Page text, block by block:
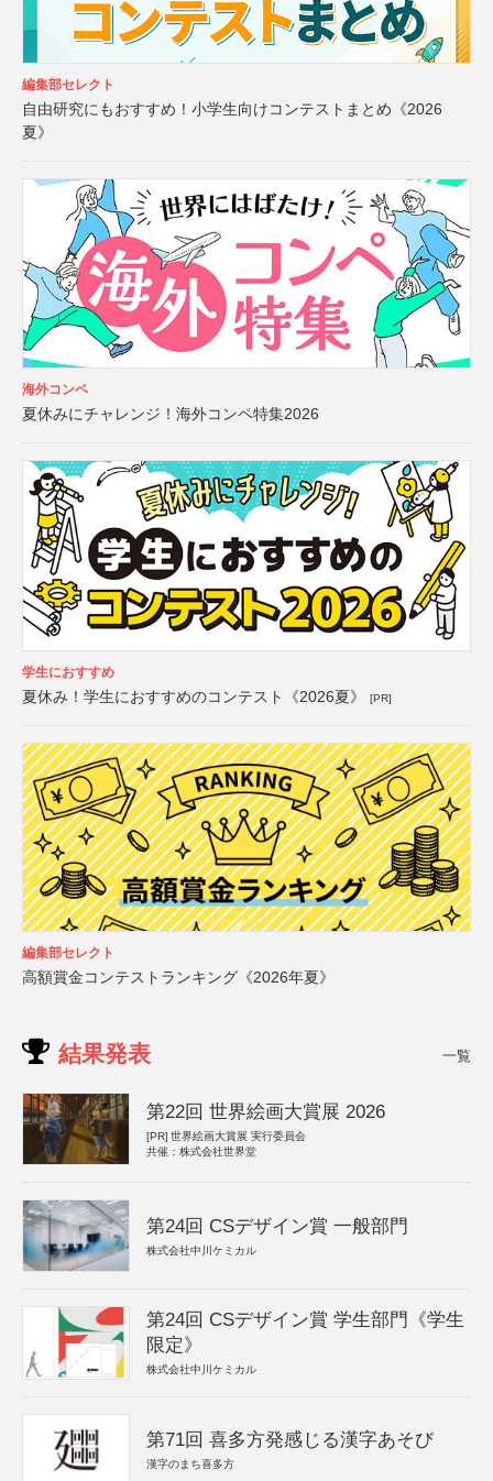
編集部セレクト
自由研究にもおすすめ！小学生向けコンテストまとめ《2026
夏》
海外コンペ
夏休みにチャレンジ！海外コンペ特集2026
学生におすすめ
夏休み！学生におすすめのコンテスト《2026夏》 [PR]
編集部セレクト
高額賞金コンテストランキング《2026年夏》
結果発表 一覧
第22回 世界絵画大賞展 2026
[PR] 世界絵画大賞展 実行委員会
共催：株式会社世界堂
第24回 CSデザイン賞 一般部門
株式会社中川ケミカル
第24回 CSデザイン賞 学生部門《学生
限定》
株式会社中川ケミカル
第71回 喜多方発感じる漢字あそび
漢字のまち喜多方